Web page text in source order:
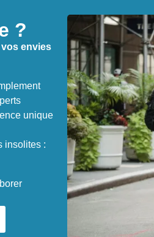
?
envies
unique
insolites :